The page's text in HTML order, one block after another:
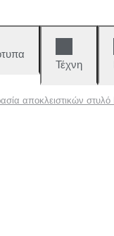
Τέχνη
αποκλειστικών στυλό